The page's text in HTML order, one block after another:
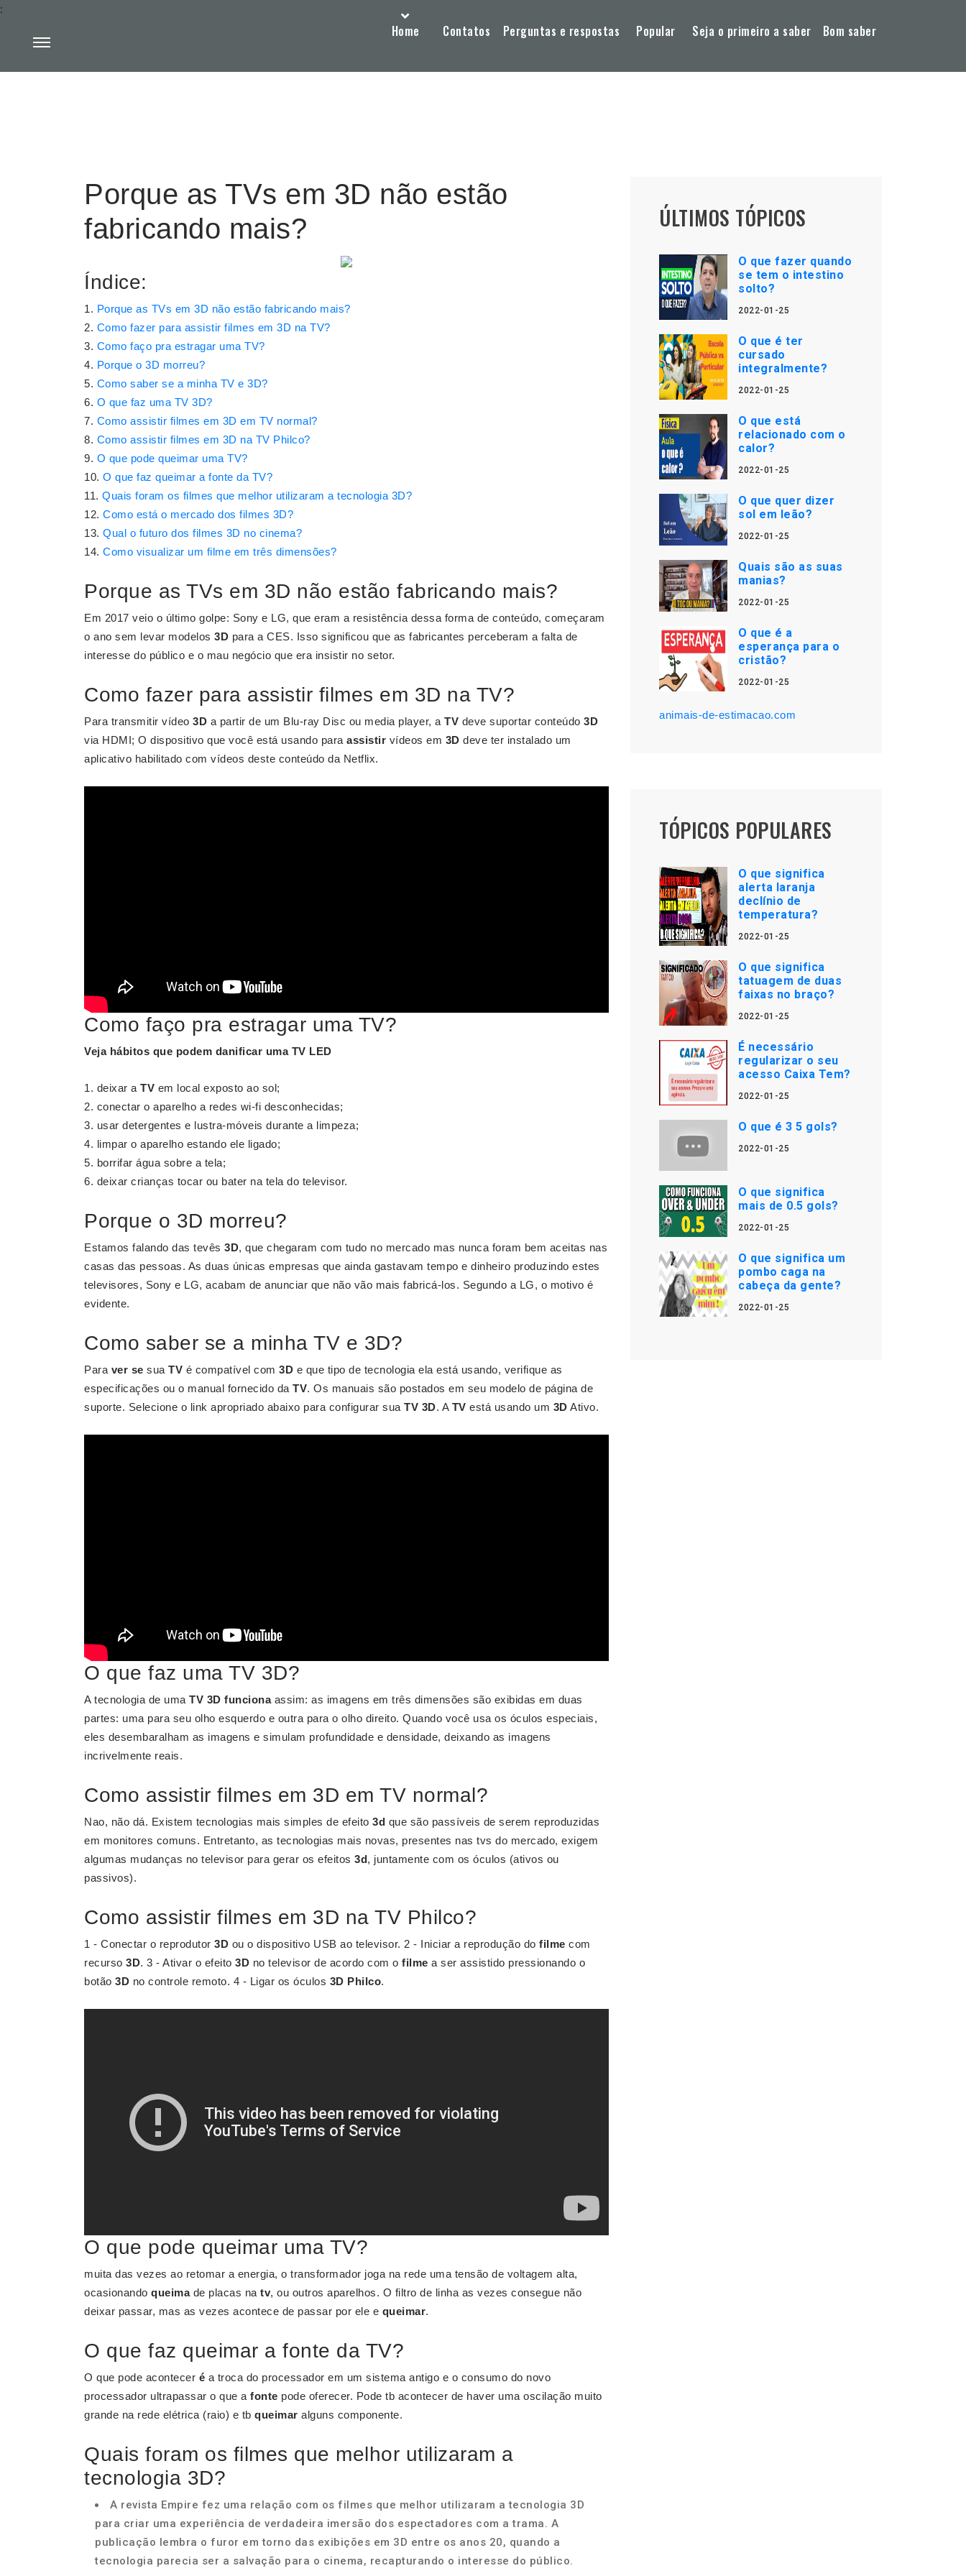
Home Contatos Perguntas e respostas Popular Seja o primeiro a saber Bom saber
:
Porque as TVs em 3D não estão
fabricando mais?
Índice:
Porque as TVs em 3D não estão fabricando mais?
Como fazer para assistir filmes em 3D na TV?
Como faço pra estragar uma TV?
Porque o 3D morreu?
Como saber se a minha TV e 3D?
O que faz uma TV 3D?
Como assistir filmes em 3D em TV normal?
Como assistir filmes em 3D na TV Philco?
O que pode queimar uma TV?
O que faz queimar a fonte da TV?
Quais foram os filmes que melhor utilizaram a tecnologia 3D?
Como está o mercado dos filmes 3D?
Qual o futuro dos filmes 3D no cinema?
Como visualizar um filme em três dimensões?
Porque as TVs em 3D não estão fabricando mais?
Em 2017 veio o último golpe: Sony e LG, que eram a resistência dessa forma de conteúdo, começaram
o ano sem levar modelos 3D para a CES. Isso significou que as fabricantes perceberam a falta de
interesse do público e o mau negócio que era insistir no setor.
Como fazer para assistir filmes em 3D na TV?
Para transmitir vídeo 3D a partir de um Blu-ray Disc ou media player, a TV deve suportar conteúdo 3D
via HDMI; O dispositivo que você está usando para assistir vídeos em 3D deve ter instalado um
aplicativo habilitado com vídeos deste conteúdo da Netflix.
Como faço pra estragar uma TV?
Veja hábitos que podem danificar uma TV LED
deixar a TV em local exposto ao sol;
conectar o aparelho a redes wi-fi desconhecidas;
usar detergentes e lustra-móveis durante a limpeza;
limpar o aparelho estando ele ligado;
borrifar água sobre a tela;
deixar crianças tocar ou bater na tela do televisor.
Porque o 3D morreu?
Estamos falando das tevês 3D, que chegaram com tudo no mercado mas nunca foram bem aceitas nas
casas das pessoas. As duas únicas empresas que ainda gastavam tempo e dinheiro produzindo estes
televisores, Sony e LG, acabam de anunciar que não vão mais fabricá-los. Segundo a LG, o motivo é
evidente.
Como saber se a minha TV e 3D?
Para ver se sua TV é compatível com 3D e que tipo de tecnologia ela está usando, verifique as
especificações ou o manual fornecido da TV. Os manuais são postados em seu modelo de página de
suporte. Selecione o link apropriado abaixo para configurar sua TV 3D. A TV está usando um 3D Ativo.
O que faz uma TV 3D?
A tecnologia de uma TV 3D funcionaassim: as imagens em três dimensões são exibidas em duas
partes: uma para seu olho esquerdo e outra para o olho direito. Quando você usa os óculos especiais,
eles desembaralham as imagens e simulam profundidade e densidade, deixando as imagens
incrivelmente reais.
Como assistir filmes em 3D em TV normal?
Nao, não dá. Existem tecnologias mais simples de efeito 3d que são passíveis de serem reproduzidas
em monitores comuns. Entretanto, as tecnologias mais novas, presentes nas tvs do mercado, exigem
algumas mudanças no televisor para gerar os efeitos 3d, juntamente com os óculos (ativos ou
passivos).
Como assistir filmes em 3D na TV Philco?
1 - Conectar o reprodutor 3D ou o dispositivo USB ao televisor. 2 - Iniciar a reprodução do filme com
recurso 3D. 3 - Ativar o efeito 3D no televisor de acordo com o filme a ser assistido pressionando o
botão 3D no controle remoto. 4 - Ligar os óculos 3D Philco.
O que pode queimar uma TV?
muita das vezes ao retomar a energia, o transformador joga na rede uma tensão de voltagem alta,
ocasionando queimade placas na tv, ou outros aparelhos. O filtro de linha as vezes consegue não
deixar passar, mas as vezes acontece de passar por ele e queimar.
O que faz queimar a fonte da TV?
O que pode acontecer é a troca do processador em um sistema antigo e o consumo do novo
processador ultrapassar o que a fonte pode oferecer. Pode tb acontecer de haver uma oscilação muito
grande na rede elétrica (raio) e tb queimar alguns componente.
Quais foram os filmes que melhor utilizaram a
tecnologia 3D?
A revista Empire fez uma relação com os filmes que melhor utilizaram a tecnologia 3D
para criar uma experiência de verdadeira imersão dos espectadores com a trama. A
publicação lembra o furor em torno das exibições em 3D entre os anos 20, quando a
tecnologia parecia ser a salvação para o cinema, recapturando o interesse do público.
ÚLTIMOS TÓPICOS
O que fazer quando
se tem o intestino
solto?
2022-01-25
O que é ter
cursado
integralmente?
2022-01-25
O que está
relacionado com o
calor?
2022-01-25
O que quer dizer
sol em leão?
2022-01-25
Quais são as suas
manias?
2022-01-25
O que é a
esperança para o
cristão?
2022-01-25
animais-de-estimacao.com
TÓPICOS POPULARES
O que significa
alerta laranja
declínio de
temperatura?
2022-01-25
O que significa
tatuagem de duas
faixas no braço?
2022-01-25
É necessário
regularizar o seu
acesso Caixa Tem?
2022-01-25
O que é 3 5 gols?
2022-01-25
O que significa
mais de 0.5 gols?
2022-01-25
O que significa um
pombo caga na
cabeça da gente?
2022-01-25